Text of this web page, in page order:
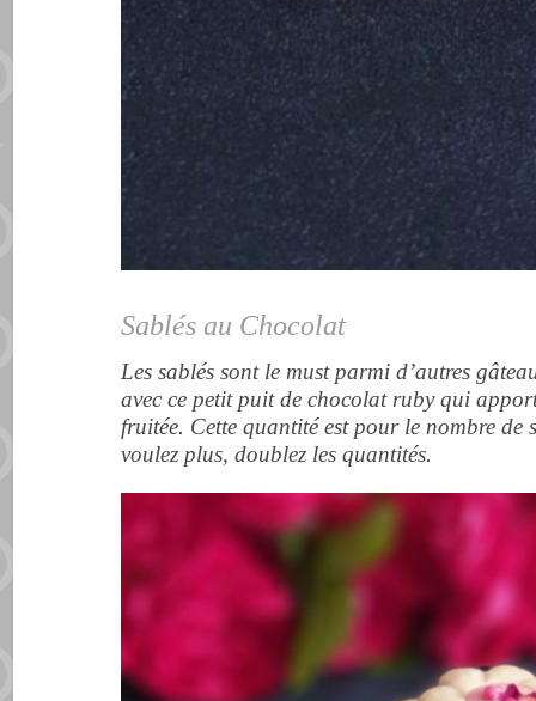
Sablés au Chocolat
Les sablés sont le must parmi d’autres
avec ce petit puit de chocolat ruby qui
fruitée. Cette quantité est pour le nombre de
voulez plus, doublez les quantités.